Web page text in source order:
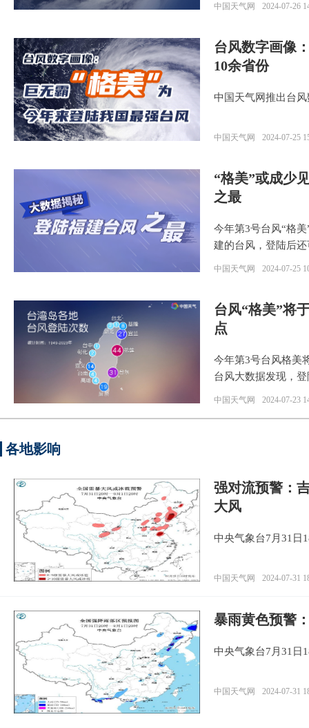
中国天气网 2024-07-26
台风数字画像
10余省份
中国天气网推出台
中国天气网 2024-07-25
“格美”或成少
之最
今年第3号台风“格
建的台风，登陆后
中国天气网 2024-07-25
台风“格美”将
点
今年第3号台风格美
台风大数据发现，
中国天气网 2024-07-23
各地影响
强对流预警：
大风
中央气象台7月31日
中国天气网 2024-07-31
暴雨黄色预警
中央气象台7月31日
中国天气网 2024-07-31